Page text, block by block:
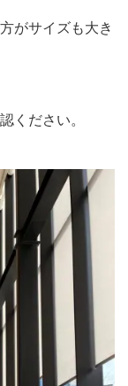
がサイズも大き
ください。